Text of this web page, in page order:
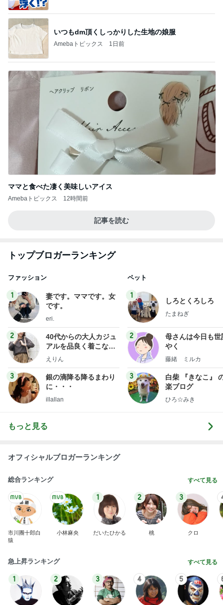
いつもdm頂くしっかりした生地の娘服
Amebaトピックス 1日前
ママと食べた凄く美味しいアイス
Amebaトピックス 12時間前
記事を読む
トップブロガーランキング
ファッション
1
妻です。ママです。女
です。
eri.
2
40代からの大人カジュ
アルを品良く着こなす
ファッションブログ
えりん
3
銀の滴降る降るまわり
に・・・
illallan
ペット
1
しろとくろしろ
たまねぎ
2
母さんは今日も世
やく
藤緒 ミルカ
3
白柴 『きなこ』
楽ブログ
ひろ☆みき
もっと見る
オフィシャルブロガーランキング
総合ランキング すべて見る
市川團十郎白
猿
小林麻央
1
だいたひかる
2
桃
3
クロ
急上昇ランキング すべて見る
1 2 3 4 5